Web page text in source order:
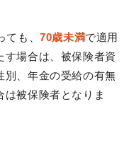
ても、70歳未満で適用
す場合は、被保険者資
別、年金の受給の有無
は被保険者となりま